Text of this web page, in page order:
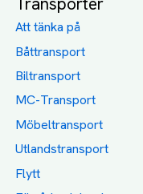
Att tänka på
Båttransport
Biltransport
MC-Transport
Möbeltransport
Utlandstransport
Flytt